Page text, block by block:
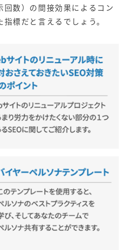
回数）の間接効果によるコン
標だと言えるでしょう。